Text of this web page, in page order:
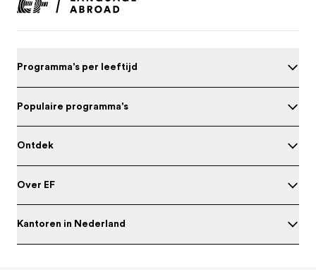
Programma's per leeftijd
Populaire programma's
Ontdek
Over EF
Kantoren in Nederland